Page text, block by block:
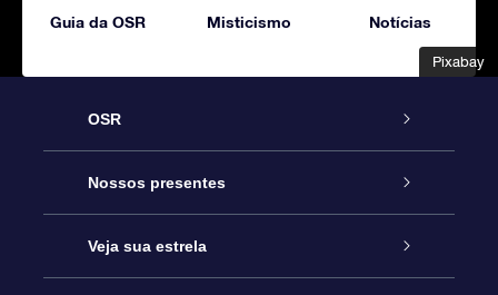
Pixabay
Pixabay
Guia da OSR Misticismo Notícias
OSR
Serviço
Entre em contato conosco
Nossos presentes
Presente estrelar on-line
Veja sua estrela